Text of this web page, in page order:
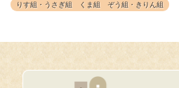
りす組・うさぎ組 くま組 ぞう組・きりん組